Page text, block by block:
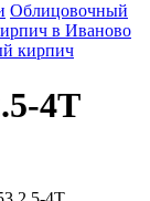
Облицовочный
в Иваново
кирпич
4Т